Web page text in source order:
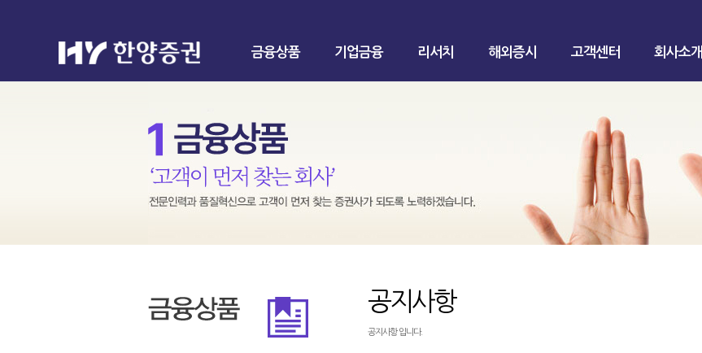
금융상품 기업금융 리서치 해외증시 고객센터 회사소개
공지사항
공지사항 입니다.